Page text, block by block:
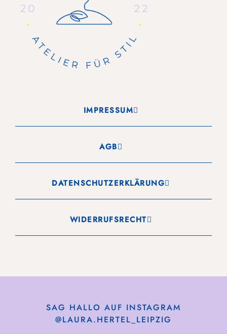
IMPRESSUM
AGB
DATENSCHUTZERKLÄRUNG
WIDERRUFSRECHT
SAG HALLO AUF INSTAGRAM
@LAURA.HERTEL_LEIPZIG